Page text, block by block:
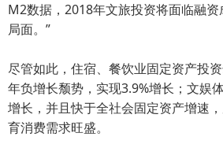
M2数据，2018年文旅投资将面临融
局面。”
尽管如此，住宿、餐饮业固定资产投
年负增长颓势，实现3.9%增长；文娱
增长，并且快于全社会固定资产增速
育消费需求旺盛。